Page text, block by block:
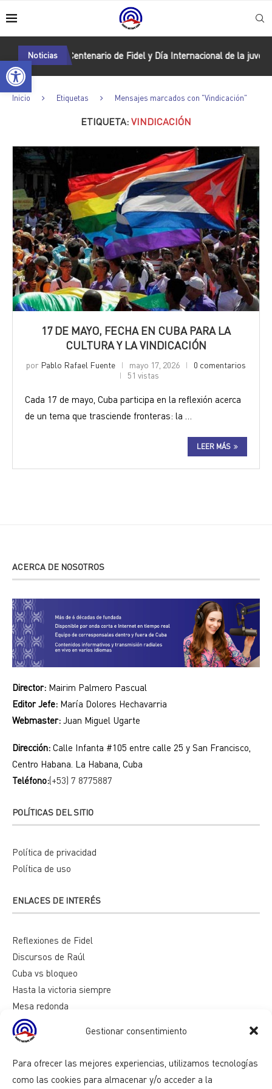
Abrir barra de herramientas
Gestionar consentimiento
Para ofrecer las mejores experiencias, utilizamos tecnologías
como las cookies para almacenar y/o acceder a la
Noticias
Clara por Centenario de Fidel y Día Internacional de la juventud
Inicio Etiquetas Mensajes marcados con "Vindicación"
ETIQUETA: VINDICACIÓN
17 DE MAYO, FECHA EN CUBA PARA LA
CULTURA Y LA VINDICACIÓN
por Pablo Rafael Fuente mayo 17, 2026
0 comentarios
51 vistas
Cada 17 de mayo, Cuba participa en la reflexión acerca
de un tema que trasciende fronteras: la …
LEER MÁS
ACERCA DE NOSOTROS
Director: Mairim Palmero Pascual
Editor Jefe: María Dolores Hechavarria
Webmaster: Juan Miguel Ugarte
Dirección: Calle Infanta #105 entre calle 25 y San Francisco,
Centro Habana. La Habana, Cuba
Teléfono:(+53) 7 8775887
POLÍTICAS DEL SITIO
Política de privacidad
Política de uso
ENLACES DE INTERÉS
Reflexiones de Fidel
Discursos de Raúl
Cuba vs bloqueo
Hasta la victoria siempre
Mesa redonda
Razones de Cuba